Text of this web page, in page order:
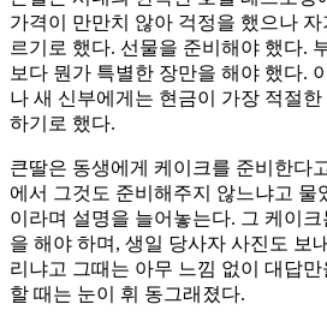
가격이 만만치 않아 걱정을 했으나
르기로 했다. 선물을 준비해야 했다.
보다 뭔가 특별한 장만을 해야 했다.
나 새 신부에게는 현금이 가장 적절한
하기로 했다.
큰딸은 동생에게 케이크를 준비한다
에서 그것도 준비해주지 않느냐고 물
이라며 설명을 늘어놓는다. 그 케이
을 해야 하며, 생일 당사자 사진도 보
리냐고 그때는 아무 느낌 없이 대답
할 때는 눈이 휘 동그래졌다.